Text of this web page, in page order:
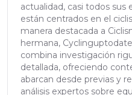
actualidad, casi todos sus
están centrados en el
manera destacada a
hermana,
combina investigación
detallada, ofreciendo
abarcan desde previas y
análisis expertos sobre